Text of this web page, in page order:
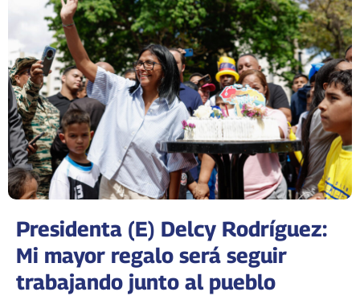
Presidenta (E) Delcy Rodríguez:
Mi mayor regalo será seguir
trabajando junto al pueblo